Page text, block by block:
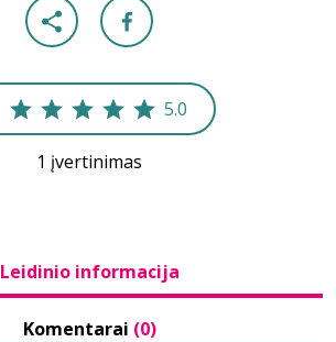
5.0
1 įvertinimas
Leidinio informacija
Komentarai (0)